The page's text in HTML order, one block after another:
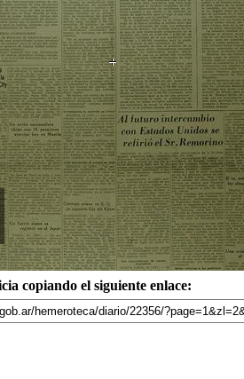
copiando el siguiente enlace: